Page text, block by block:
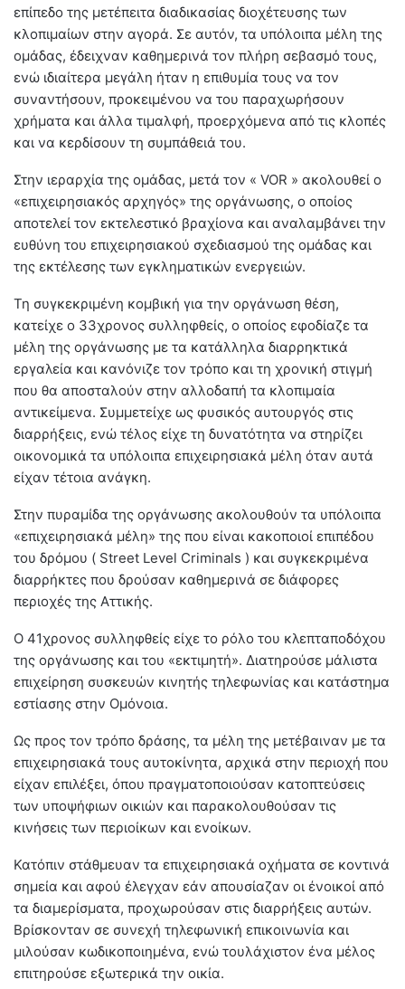
επίπεδο της μετέπειτα διαδικασίας διοχέτευσης των
κλοπιμαίων στην αγορά. Σε αυτόν, τα υπόλοιπα μέλη της
ομάδας, έδειχναν καθημερινά τον πλήρη σεβασμό τους,
ενώ ιδιαίτερα μεγάλη ήταν η επιθυμία τους να τον
συναντήσουν, προκειμένου να του παραχωρήσουν
χρήματα και άλλα τιμαλφή, προερχόμενα από τις κλοπές
και να κερδίσουν τη συμπάθειά του.
Στην ιεραρχία της ομάδας, μετά τον « VOR » ακολουθεί ο
«επιχειρησιακός αρχηγός» της οργάνωσης, ο οποίος
αποτελεί τον εκτελεστικό βραχίονα και αναλαμβάνει την
ευθύνη του επιχειρησιακού σχεδιασμού της ομάδας και
της εκτέλεσης των εγκληματικών ενεργειών.
Τη συγκεκριμένη κομβική για την οργάνωση θέση,
κατείχε ο 33χρονος συλληφθείς, ο οποίος εφοδίαζε τα
μέλη της οργάνωσης με τα κατάλληλα διαρρηκτικά
εργαλεία και κανόνιζε τον τρόπο και τη χρονική στιγμή
που θα αποσταλούν στην αλλοδαπή τα κλοπιμαία
αντικείμενα. Συμμετείχε ως φυσικός αυτουργός στις
διαρρήξεις, ενώ τέλος είχε τη δυνατότητα να στηρίζει
οικονομικά τα υπόλοιπα επιχειρησιακά μέλη όταν αυτά
είχαν τέτοια ανάγκη.
Στην πυραμίδα της οργάνωσης ακολουθούν τα υπόλοιπα
«επιχειρησιακά μέλη» της που είναι κακοποιοί επιπέδου
του δρόμου ( Street Level Criminals ) και συγκεκριμένα
διαρρήκτες που δρούσαν καθημερινά σε διάφορες
περιοχές της Αττικής.
Ο 41χρονος συλληφθείς είχε το ρόλο του κλεπταποδόχου
της οργάνωσης και του «εκτιμητή». Διατηρούσε μάλιστα
επιχείρηση συσκευών κινητής τηλεφωνίας και κατάστημα
εστίασης στην Ομόνοια.
Ως προς τον τρόπο δράσης, τα μέλη της μετέβαιναν με τα
επιχειρησιακά τους αυτοκίνητα, αρχικά στην περιοχή που
είχαν επιλέξει, όπου πραγματοποιούσαν κατοπτεύσεις
των υποψήφιων οικιών και παρακολουθούσαν τις
κινήσεις των περιοίκων και ενοίκων.
Κατόπιν στάθμευαν τα επιχειρησιακά οχήματα σε κοντινά
σημεία και αφού έλεγχαν εάν απουσίαζαν οι ένοικοί από
τα διαμερίσματα, προχωρούσαν στις διαρρήξεις αυτών.
Βρίσκονταν σε συνεχή τηλεφωνική επικοινωνία και
μιλούσαν κωδικοποιημένα, ενώ τουλάχιστον ένα μέλος
επιτηρούσε εξωτερικά την οικία.